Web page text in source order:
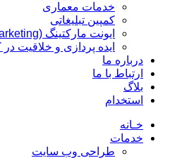
خدمات معماری
کمپین تبلیغاتی
ایونت مارکتینگ (Event Marketing)
ایده پردازی و خلاقیت
درباره ما
ارتباط با ما
بلاگ
استخدام
خـانه
خدمات
طراحی وب سایت